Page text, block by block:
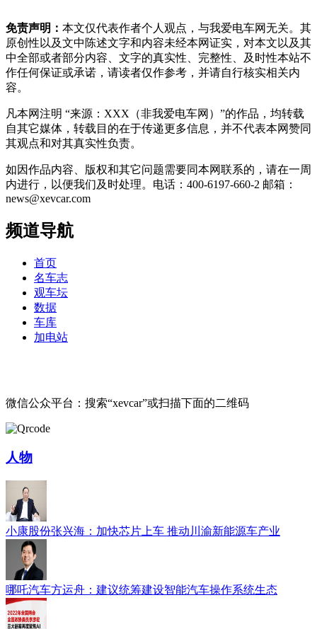
免责声明： 本文仅代表作者个人观点，与我爱电车网无关。其
原创性以及文中陈述文字和内容未经本网证实，对本文以及其
中全部或者部分内容、文字的真实性、完整性、及时性本站不
作任何保证或承诺，请读者仅作参考，并请自行核实相关内
容。
凡本网注明 “来源：XXX（非我爱电车网）”的作品，均转载
自其它媒体，转载目的在于传递更多信息，并不代表本网赞同
其观点和对其真实性负责。
如因作品内容、版权和其它问题需要同本网联系的，请在一周
内进行，以便我们及时处理。电话：400-6197-660-2 邮箱：
news@xevcar.com
频道导航
首页
名车志
观车坛
数据
车库
加电站
微信公众平台：搜索“xevcar”或扫描下面的二维码
人物
小康股份张兴海：加快芯片上车 推动川渝新能源车产业
哪吒汽车方运舟：建议统筹建设智能汽车操作系统生态